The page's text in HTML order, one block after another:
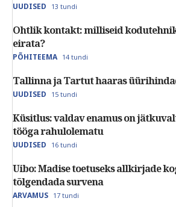
UUDISED 13 tundi
Ohtlik kontakt: milliseid
eirata?
PÕHITEEMA 14 tundi
Tallinna ja Tartut haaras
UUDISED 15 tundi
Küsitlus: valdav enamus on
tööga rahulolematu
UUDISED 16 tundi
Uibo: Madise toetuseks allkirjade
tõlgendada survena
ARVAMUS 17 tundi